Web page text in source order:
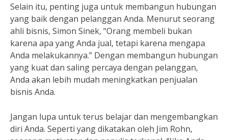
Selain itu, penting juga untuk membangun hubungan
yang baik dengan pelanggan Anda. Menurut seorang
ahli bisnis, Simon Sinek, “Orang membeli bukan
karena apa yang Anda jual, tetapi karena mengapa
Anda melakukannya.” Dengan membangun hubungan
yang kuat dan saling percaya dengan pelanggan,
Anda akan lebih mudah meningkatkan penjualan
bisnis Anda.
Jangan lupa untuk terus belajar dan mengembangkan
diri Anda. Seperti yang dikatakan oleh Jim Rohn,